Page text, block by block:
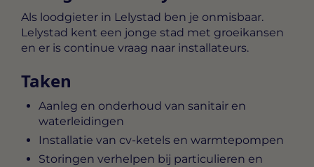
Als loodgieter in Lelystad ben je onmisbaar.
Lelystad kent een jonge stad met groeikansen
en er is continue vraag naar installateurs.
Taken
Aanleg en onderhoud van sanitair en
waterleidingen
Installatie van cv-ketels en warmtepompen
Storingen verhelpen bij particulieren en